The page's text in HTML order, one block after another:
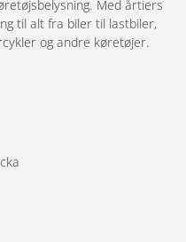
eller en
men sørg for at
Med årtiers
til alt fra biler til lastbiler,
og andre køretøjer.